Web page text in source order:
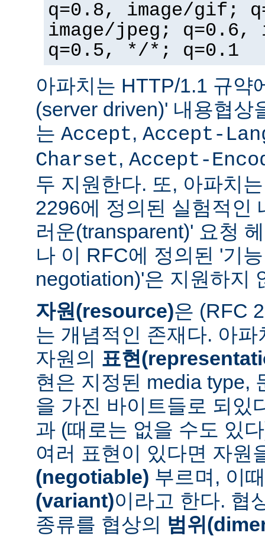
q=0.8, image/gif;
image/jpeg; q=0.6,
q=0.5, */*; q=0.1
아파치는 HTTP/1.1 규약
(server driven)' 내용협상
는 Accept, Accept-
Charset, Accept-
두 지원한다. 또, 아파치
2296에 정의된 실험적인
러운(transparent)' 요청
나 이 RFC에 정의된 '기
negotiation)'은 지원하지
자원(resource)은 (RFC
는 개념적인 존재다. 아
자원의 표현
현은 지정된 media type,
을 가진 바이트들로 되있
과 (때로는 없을 수도 있
여러 표현이 있다면 자원
(negotiable) 부르며, 이
(variant)이라고 한다. 협
종류를 협상의 범위